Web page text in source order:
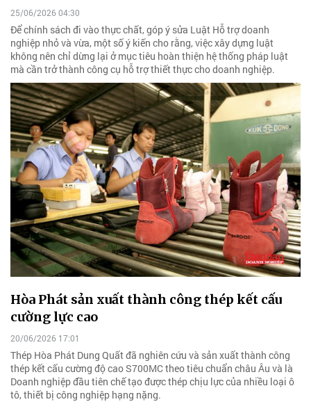
25/06/2026 04:30
Để chính sách đi vào thực chất, góp ý sửa Luật Hỗ trợ doanh
nghiệp nhỏ và vừa, một số ý kiến cho rằng, việc xây dựng luật
không nên chỉ dừng lại ở mục tiêu hoàn thiện hệ thống pháp luật
mà cần trở thành công cụ hỗ trợ thiết thực cho doanh nghiệp.
Hòa Phát sản xuất thành công thép kết cấu
cường lực cao
20/06/2026 17:01
Thép Hòa Phát Dung Quất đã nghiên cứu và sản xuất thành công
thép kết cấu cường độ cao S700MC theo tiêu chuẩn châu Âu và là
Doanh nghiệp đầu tiên chế tạo được thép chịu lực của nhiều loại ô
tô, thiết bị công nghiệp hạng nặng.